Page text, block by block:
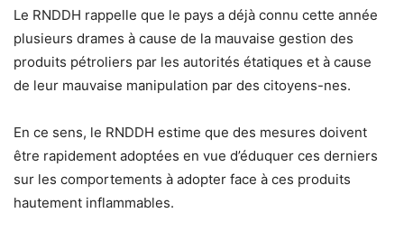
Le RNDDH rappelle que le pays a déjà connu cette année
plusieurs drames à cause de la mauvaise gestion des
produits pétroliers par les autorités étatiques et à cause
de leur mauvaise manipulation par des citoyens-nes.
En ce sens, le RNDDH estime que des mesures doivent
être rapidement adoptées en vue d’éduquer ces derniers
sur les comportements à adopter face à ces produits
hautement inflammables.